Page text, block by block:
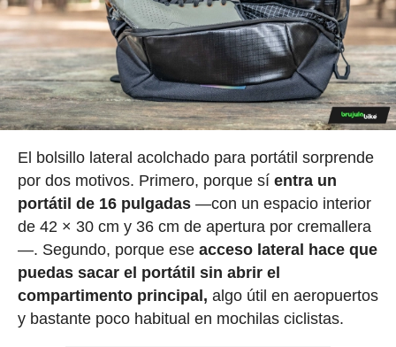
El bolsillo lateral acolchado para portátil sorprende
por dos motivos. Primero, porque sí entra un
portátil de 16 pulgadas—con un espacio interior
de 42 × 30 cm y 36 cm de apertura por cremallera
—. Segundo, porque ese acceso lateral hace que
puedas sacar el portátil sin abrir el
compartimento principal, algo útil en aeropuertos
y bastante poco habitual en mochilas ciclistas.